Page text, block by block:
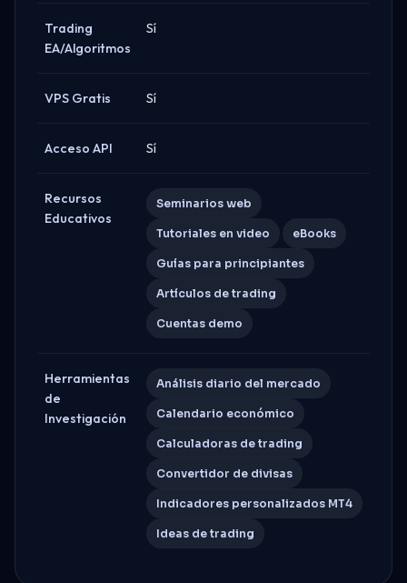
Trading
EA/Algoritmos
Sí
VPS Gratis Sí
Acceso API Sí
Recursos
Educativos
Seminarios web
Tutoriales en video eBooks
Guías para principiantes
Artículos de trading
Cuentas demo
Herramientas
de
Investigación
Análisis diario del mercado
Calendario económico
Calculadoras de trading
Convertidor de divisas
Indicadores personalizados MT4
Ideas de trading